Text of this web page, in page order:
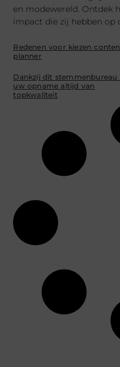
en modewereld. Ontdek
impact die zij hebben op
Redenen voor kiezen
planner
Dankzij dit stemmenbureau
uw opname altijd van
topkwaliteit